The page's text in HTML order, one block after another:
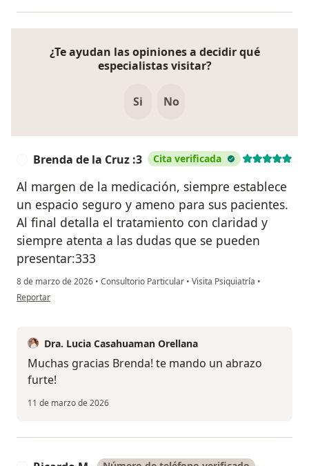
¿Te ayudan las opiniones a decidir qué
especialistas visitar?
Si No
Brenda de la Cruz :3 Cita verificada
Al margen de la medicación, siempre establece
un espacio seguro y ameno para sus pacientes.
Al final detalla el tratamiento con claridad y
siempre atenta a las dudas que se pueden
presentar:333
8 de marzo de 2026 • Consultorio Particular • Visita Psiquiatría •
en opinión del usuario Brenda de la Cruz :3
Reportar
Dra. Lucia Casahuaman Orellana
Muchas gracias Brenda! te mando un abrazo
furte!
11 de marzo de 2026